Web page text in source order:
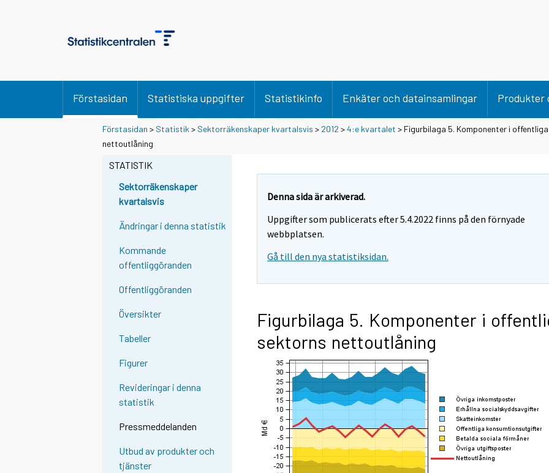
Förstasidan Statistiska uppgifter Statistikinfo Enkäter och datainsamlingar Produkter
Förstasidan > Statistik > Sektorräkenskaper kvartalsvis > 2012 >4:e kvartalet > Figurbilaga 5. Komponenter i
nettoutlåning
STATISTIK
Sektorräkenskaper
kvartalsvis
Ändringar i denna statistik
Kommande
offentliggöranden
Offentliggöranden
Översikter
Tabeller
Figurer
Revideringar i denna
statistik
Pressmeddelanden
Utbud av produkter och
tjänster
Denna sida är arkiverad.
Uppgifter som publicerats efter 5.4.2022 finns på den förnyade
webbplatsen.
Gå till den nya statistiksidan.
Figurbilaga 5. Komponenter i
sektorns nettoutlåning